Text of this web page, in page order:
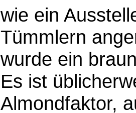
wie ein
Tümmlern
wurde ein
Es ist
Almondfaktor,